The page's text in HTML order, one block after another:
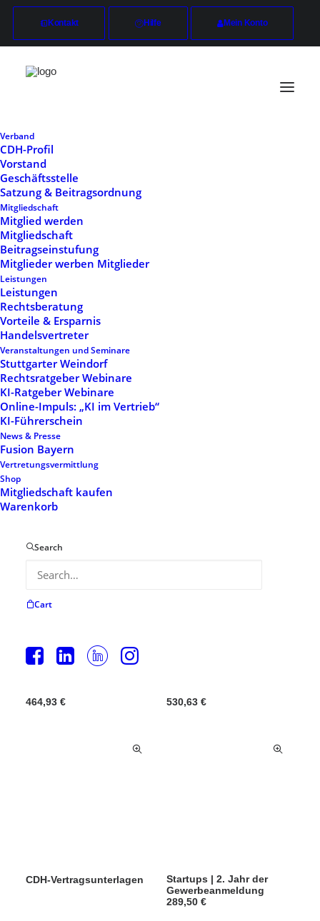
Kontakt Hilfe Mein Konto
Verband
CDH-Profil
Vorstand
Geschäftsstelle
Satzung & Beitragsordnung
Mitgliedschaft
Mitglied werden
Mitgliedschaft
Beitragseinstufung
Mitglieder werben Mitglieder
Leistungen
Leistungen
Rechtsberatung
Vorteile & Ersparnis
Handelsvertreter
Veranstaltungen und Seminare
Stuttgarter Weindorf
Rechtsratgeber Webinare
KI-Ratgeber Webinare
Online-Impuls: „KI im Vertrieb“
KI-Führerschein
News & Presse
Fusion Bayern
Vertretungsvermittlung
Shop
Mitgliedschaft kaufen
Warenkorb
Search
Cart
Mitgliedschaft
Start
Mitgliedschaft 4
941,25
464,93 €
530,63 €
CDH-Vertragsunterlagen
Startups | 2. Jahr der
Gewerbeanmeldung
289,50 €